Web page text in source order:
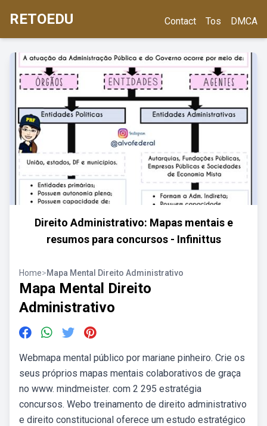
RETOEDU Contact Tos DMCA
Direito Administrativo: Mapas mentais e
resumos para concursos - Infinittus
Home>Mapa Mental Direito Administrativo
Mapa Mental Direito
Administrativo
Webmapa mental público por mariane pinheiro. Crie os
seus próprios mapas mentais colaborativos de graça
no www. mindmeister. com 2 295 estratégia
concursos. Webo treinamento de direito administrativo
e direito constitucional oferece um estudo estratégico